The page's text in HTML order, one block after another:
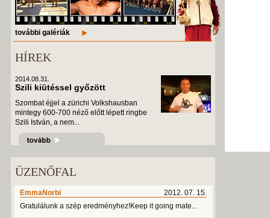
további galériák
HÍREK
2014.08.31.
Szili kiütéssel győzött
Szombat éjjel a zürichi Volkshausban
mintegy 600-700 néző előtt lépett ringbe
Szili István, a nem...
ÜZENŐFAL
2012. 07. 15.
EmmaNorbi
Gratulálunk a szép eredményhez!Keep it going mate...